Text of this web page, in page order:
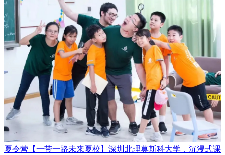
夏令营【一带一路未来夏校】深圳北理莫斯科大学，沉浸式课